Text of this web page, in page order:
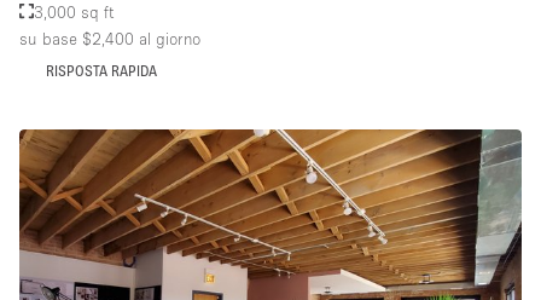
Centro commerciale
Terrazza
Altro
3,000 sq ft
su base $2,400 al giorno
RISPOSTA RAPIDA